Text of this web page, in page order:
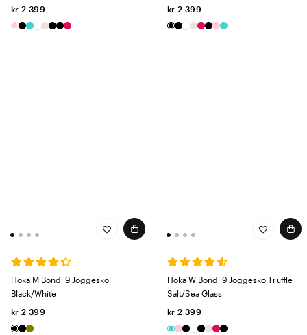
kr 2 399
kr 2 399
Hoka M Bondi 9 Joggesko
Black/White
kr 2 399
Hoka W Bondi 9 Joggesko Truffle
Salt/Sea Glass
kr 2 399